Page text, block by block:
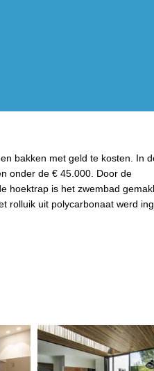
bakken met geld te kosten. In
onder de € 45.000. Door de
hoektrap is het zwembad
rolluik uit polycarbonaat werd